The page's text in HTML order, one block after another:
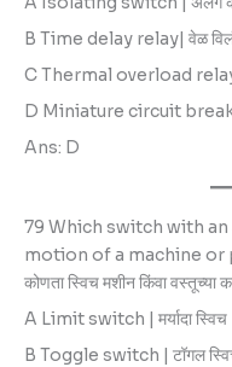
B Time delay relay| वेळ
C Thermal overload relay |
D Miniature circuit
Ans: D
79 Which switch with
motion of a machine or
कोणता स्विच मशीन किंवा वस्तूच्या
A Limit switch | मर्यादा स्विच
B Toggle switch | टॉगल